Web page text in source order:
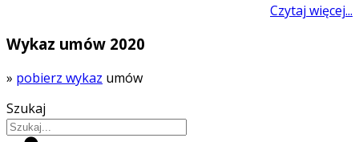
Czytaj więcej...
Wykaz umów 2020
» pobierz wykaz umów
Szukaj